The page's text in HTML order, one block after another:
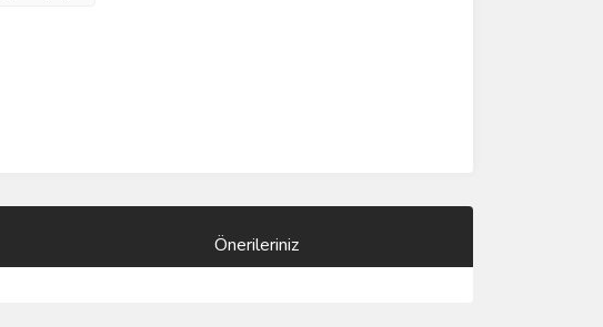
Önerileriniz